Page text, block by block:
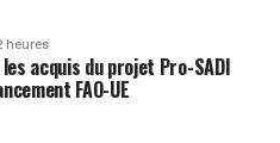
heures
acquis du projet Pro-SADI
FAO-UE